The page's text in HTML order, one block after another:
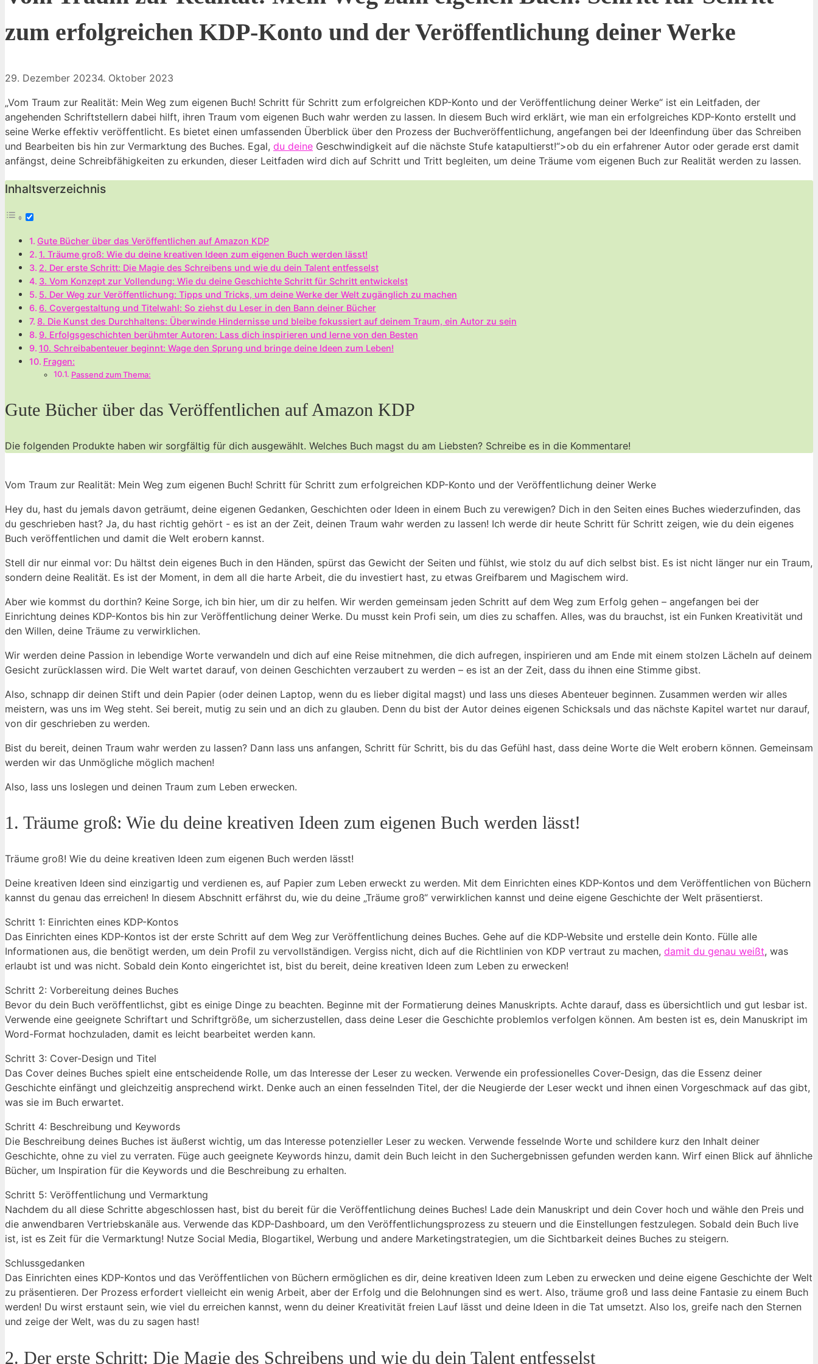
zum erfolgreichen KDP-Konto und der Veröffentlichung deiner Werke
29. Dezember 20234. Oktober 2023
„Vom Traum zur Realität: Mein Weg zum eigenen Buch! Schritt für Schritt zum erfolgreichen KDP-Konto und der Veröffentlichung deiner Werke“ ist ein Leitfaden, der
angehenden Schriftstellern dabei hilft, ihren Traum vom eigenen Buch wahr werden zu lassen. In diesem Buch wird erklärt, wie man ein erfolgreiches KDP-Konto erstellt und
seine Werke effektiv veröffentlicht. Es bietet einen umfassenden Überblick über den Prozess der Buchveröffentlichung, angefangen bei der Ideenfindung über das Schreiben
und Bearbeiten bis hin zur Vermarktung des Buches. Egal, du deine Geschwindigkeit auf die nächste Stufe katapultierst!“>ob du ein erfahrener Autor oder gerade erst damit
anfängst, deine Schreibfähigkeiten zu erkunden, dieser Leitfaden wird dich auf Schritt und Tritt begleiten, um deine Träume vom eigenen Buch zur Realität werden zu lassen.
Inhaltsverzeichnis
Gute Bücher über ⁤das⁢ Veröffentlichen auf Amazon KDP
1. Träume groß: Wie du deine kreativen Ideen⁢ zum eigenen Buch werden lässt!
2. ⁢Der erste ‍Schritt: Die Magie⁣ des Schreibens und ​wie du dein Talent entfesselst
3.⁣ Vom Konzept zur Vollendung: Wie du deine​ Geschichte Schritt für Schritt entwickelst
5. Der Weg zur Veröffentlichung: Tipps und⁢ Tricks, um deine Werke der Welt ‌zugänglich zu machen
6. Covergestaltung und Titelwahl: ‌So ziehst du Leser in den Bann deiner Bücher
8. Die Kunst des Durchhaltens: Überwinde ‍Hindernisse und bleibe fokussiert ‍auf deinem Traum, ein Autor zu sein
9. Erfolgsgeschichten berühmter Autoren: Lass dich‍ inspirieren und lerne von den Besten
10. Schreibabenteuer beginnt: Wage den Sprung und bringe​ deine Ideen zum Leben!
Fragen:
Passend zum Thema:
Gute Bücher über ⁤das⁢ Veröffentlichen auf Amazon KDP
Die folgenden Produkte haben ⁢wir sorgfältig für dich ausgewählt. Welches Buch⁤ magst du‌ am Liebsten? Schreibe es ‌in die Kommentare!
Vom Traum zur Realität: Mein ⁢Weg zum eigenen Buch! Schritt für Schritt zum erfolgreichen KDP-Konto und der ‍Veröffentlichung deiner Werke
Hey du, hast du jemals davon ​geträumt, deine eigenen Gedanken, Geschichten oder Ideen in einem Buch zu verewigen? Dich in den Seiten eines Buches wiederzufinden, das
du geschrieben ⁤hast?​ Ja,⁣ du hast richtig gehört -‍ es ist an der Zeit, deinen Traum‍ wahr ⁢werden zu lassen! ⁤Ich werde dir heute Schritt für Schritt zeigen,‌ wie du‌ dein eigenes
Buch veröffentlichen und damit die‍ Welt erobern kannst.
Stell dir nur einmal ​vor: Du hältst dein eigenes Buch in den Händen,⁤ spürst das ‌Gewicht der Seiten und fühlst, wie stolz du auf‌ dich selbst bist.‍ Es ist nicht länger⁢ nur⁢ ein Traum,
sondern deine Realität. Es ist der Moment, in dem‌ all die harte Arbeit, die du investiert‌ hast, zu etwas Greifbarem und⁢ Magischem wird.
Aber wie kommst‍ du dorthin? Keine Sorge,‍ ich bin hier, um ⁤dir zu helfen. Wir werden gemeinsam ‌jeden Schritt auf dem Weg zum‍ Erfolg gehen‍ – angefangen ⁤bei der
Einrichtung deines KDP-Kontos ​bis hin zur Veröffentlichung deiner Werke. Du⁤ musst kein Profi sein,⁢ um dies zu schaffen.‍ Alles,‍ was ⁢du brauchst, ⁤ist ein Funken Kreativität und
den Willen, deine Träume zu​ verwirklichen.
Wir werden deine Passion in ⁣lebendige Worte verwandeln und dich auf eine ⁢Reise mitnehmen, die dich aufregen, inspirieren und am Ende mit einem stolzen Lächeln auf deinem
Gesicht zurücklassen wird. Die Welt wartet⁣ darauf, von⁣ deinen Geschichten verzaubert zu werden – es ist an der Zeit, dass⁤ du ihnen ‍eine Stimme gibst.
Also, schnapp​ dir deinen⁤ Stift und​ dein Papier (oder deinen Laptop, wenn du es lieber digital magst) ‌und lass uns dieses ⁤Abenteuer beginnen. Zusammen werden wir alles
meistern, was uns im Weg steht. Sei bereit, mutig zu sein und an dich zu glauben. Denn du bist ‌der Autor deines eigenen Schicksals‌ und das nächste Kapitel wartet nur darauf,
von dir geschrieben zu werden.
Bist du bereit, deinen Traum wahr werden zu lassen? Dann lass uns⁢ anfangen, Schritt für Schritt, bis du das Gefühl hast, dass deine Worte die Welt erobern⁣ können. Gemeinsam‌
werden wir das⁤ Unmögliche möglich⁢ machen!
Also, ‍lass uns loslegen und deinen Traum zum Leben erwecken.
1. Träume groß: Wie du deine kreativen Ideen⁢ zum eigenen Buch werden lässt!
Träume groß! Wie du deine kreativen Ideen zum ‍eigenen Buch werden⁣ lässt!
Deine kreativen Ideen sind einzigartig ‌und verdienen es, auf Papier zum Leben erweckt zu werden. Mit dem Einrichten eines KDP-Kontos und dem Veröffentlichen von Büchern
kannst du genau das erreichen! In diesem Abschnitt erfährst du, wie du deine‍ „Träume groß“ verwirklichen kannst und deine eigene Geschichte der Welt präsentierst.
Schritt‍ 1: Einrichten eines KDP-Kontos
Das Einrichten eines KDP-Kontos⁤ ist der erste Schritt auf​ dem​ Weg zur ‌Veröffentlichung deines Buches. Gehe auf die‌ KDP-Website und erstelle ⁢dein Konto.⁢ Fülle alle
Informationen aus, die benötigt‌ werden, um dein Profil zu vervollständigen. Vergiss nicht, dich auf die Richtlinien von KDP vertraut zu‍ machen, damit du genau weißt, was
⁣erlaubt ist und ⁢was nicht. Sobald dein Konto eingerichtet ist, ⁤bist du bereit, deine⁢ kreativen⁢ Ideen zum Leben zu ⁤erwecken!
Schritt 2:⁣ Vorbereitung deines Buches
Bevor du dein Buch‌ veröffentlichst, gibt es einige Dinge zu beachten. Beginne mit der Formatierung deines Manuskripts. Achte ⁣darauf,‌ dass es übersichtlich und gut lesbar ist.
Verwende eine ​geeignete Schriftart und Schriftgröße, um‌ sicherzustellen, dass deine Leser die Geschichte problemlos verfolgen können. ⁢Am besten⁤ ist es, dein‌ Manuskript‍ im
Word-Format hochzuladen, ‍damit es leicht​ bearbeitet werden kann.
Schritt 3: Cover-Design und Titel
Das Cover deines Buches spielt eine entscheidende Rolle, um das‍ Interesse der Leser zu wecken. Verwende ein professionelles Cover-Design, das die Essenz deiner​
Geschichte einfängt und gleichzeitig ⁤ansprechend ⁣wirkt. Denke auch an⁣ einen fesselnden Titel, der die Neugierde der Leser weckt und ihnen einen ⁣Vorgeschmack auf das gibt,
was sie im Buch erwartet.
Schritt ⁢4: Beschreibung und Keywords
Die Beschreibung deines Buches ist äußerst wichtig, um das ‌Interesse potenzieller⁤ Leser zu ‌wecken.‌ Verwende fesselnde Worte und schildere kurz den Inhalt deiner
Geschichte, ohne zu viel zu verraten. Füge auch geeignete ⁤Keywords hinzu, damit dein Buch leicht in den Suchergebnissen gefunden werden kann. Wirf einen Blick auf ähnliche
Bücher, um ‌Inspiration ​für die Keywords und ‍die⁣ Beschreibung zu erhalten.
Schritt 5: Veröffentlichung und ⁤Vermarktung
Nachdem du all diese Schritte abgeschlossen hast,⁤ bist du bereit ⁣für ⁤die Veröffentlichung deines ​Buches! Lade dein Manuskript und dein Cover hoch und wähle den Preis und
die anwendbaren Vertriebskanäle aus. ‌Verwende das KDP-Dashboard, ⁣um den‌ Veröffentlichungsprozess⁤ zu steuern und die Einstellungen festzulegen. Sobald dein Buch live
ist, ist es Zeit für ‌die Vermarktung! Nutze Social Media, Blogartikel, Werbung und andere Marketingstrategien, um die ⁣Sichtbarkeit deines Buches zu steigern.
Schlussgedanken
Das ​Einrichten eines KDP-Kontos und das Veröffentlichen ⁣von Büchern ermöglichen es dir, deine kreativen ⁢Ideen zum⁢ Leben‍ zu erwecken und‍ deine eigene Geschichte der Welt
zu präsentieren. Der Prozess erfordert vielleicht ‍ein ⁢wenig Arbeit, aber der⁢ Erfolg⁢ und die Belohnungen⁢ sind es wert. Also, träume groß und lass deine Fantasie zu einem Buch
werden!‍ Du wirst erstaunt sein, wie viel du erreichen kannst, wenn du deiner⁢ Kreativität freien Lauf ‌lässt und deine ‍Ideen ⁢in die Tat​ umsetzt. Also los, greife nach den Sternen
⁣und zeige der ‍Welt, was ​du zu sagen hast!
2. ⁢Der erste ‍Schritt: Die Magie⁣ des Schreibens und ​wie du dein Talent entfesselst